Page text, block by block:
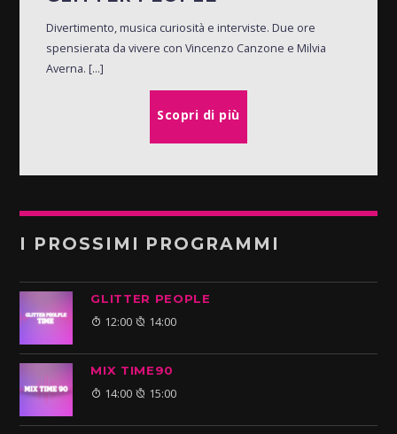
Divertimento, musica curiosità e interviste. Due ore
spensierata da vivere con Vincenzo Canzone e Milvia
Averna. [...]
Scopri di più
I PROSSIMI PROGRAMMI
GLITTER PEOPLE
12:00 14:00
MIX TIME90
14:00 15:00